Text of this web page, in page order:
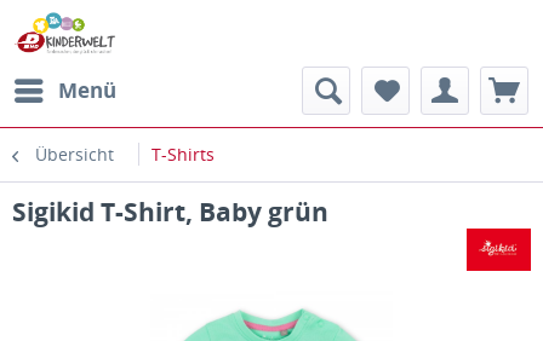
Menü
Übersicht T-Shirts
Sigikid T-Shirt, Baby grün